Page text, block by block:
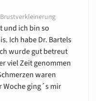
und ich bin so
Ich habe Dr. Bartels
wurde gut betreut
viel Zeit genommen
waren
ging´s mir